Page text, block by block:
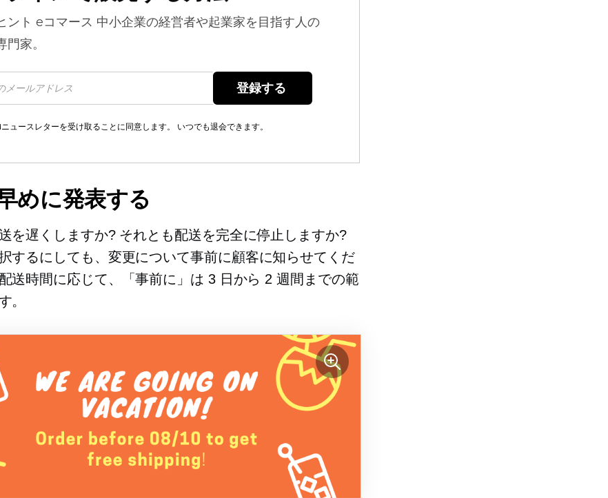
ント eコマース 中小企業の経営者や起業家を目指す人の
門家。
ュースレターを受け取ることに同意します。 いつでも退会できます。
めに発表する
を遅くしますか? それとも配送を完全に停止しますか?
するにしても、変更について事前に顧客に知らせてくだ
送時間に応じて、「事前に」は 3 日から 2 週間までの範
。